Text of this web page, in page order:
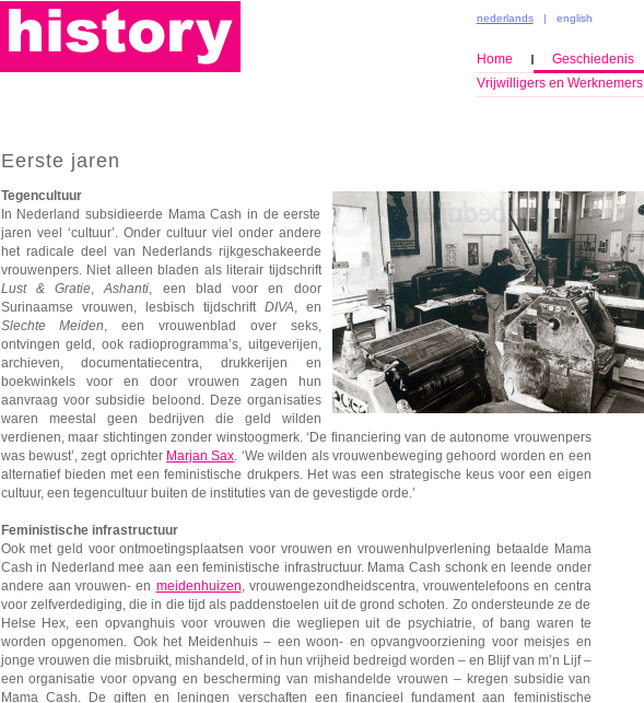
nederlands| english
Home Geschiedenis
Vrijwilligers en Werknemers
Eerste jaren
Tegencultuur
In Nederland subsidieerde Mama Cash in de eerste
jaren veel ‘cultuur’. Onder cultuur viel onder andere
het radicale deel van Nederlands rijkgeschakeerde
vrouwenpers. Niet alleen bladen als literair tijdschrift
Lust & Gratie ,Ashanti , een blad voor en door
Surinaamse vrouwen, lesbisch tijdschrift DIVA , en
Slechte Meiden
, een vrouwenblad over seks,
ontvingen geld, ook radioprogramma’s, uitgeverijen,
archieven, documentatiecentra, drukkerijen en
boekwinkels voor en door vrouwen zagen hun
aanvraag voor subsidie beloond. Deze organisaties
waren meestal geen bedrijven die geld wilden
verdienen, maar stichtingen zonder winstoogmerk. ‘De financiering van de autonome vrouwenpers
was bewust’, zegt oprichter Marjan Sax . ‘We wilden als vrouwenbeweging gehoord worden en een
alternatief bieden met een feministische drukpers. Het was een strategische keus voor een eigen
cultuur, een tegencultuur buiten de instituties van de gevestigde orde.’
Feministische infrastructuur
Ook met geld voor ontmoetingsplaatsen voor vrouwen en vrouwenhulpverlening betaalde Mama
Cash in Nederland mee aan een feministische infrastructuur. Mama Cash schonk en leende onder
andere aan vrouwen- en meidenhuizen , vrouwengezondheidscentra, vrouwentelefoons en centra
voor zelfverdediging, die in die tijd als paddenstoelen uit de grond schoten. Zo ondersteunde ze de
Helse Hex, een opvanghuis voor vrouwen die wegliepen uit de psychiatrie, of bang waren te
worden opgenomen. Ook het Meidenhuis – een woon- en opvangvoorziening voor meisjes en
jonge vrouwen die misbruikt, mishandeld, of in hun vrijheid bedreigd worden – en Blijf van m’n Lijf –
een organisatie voor opvang en bescherming van mishandelde vrouwen – kregen subsidie van
Mama Cash. De giften en leningen verschaften een financieel fundament aan feministische